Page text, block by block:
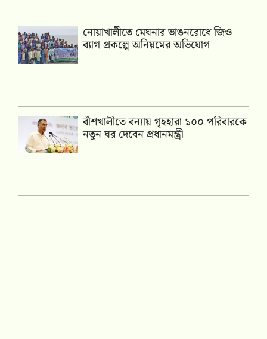
নোয়াখালীতে মেঘনার ভাঙনরোধে জিও
ব্যাগ প্রকল্পে অনিয়মের অভিযোগ
বাঁশখালীতে বন্যায় গৃহহারা ১০০ পরিবারকে
নতুন ঘর দেবেন প্রধানমন্ত্রী